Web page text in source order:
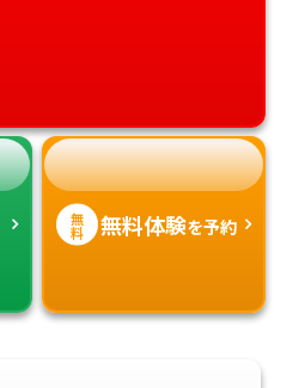
無
料 無料体験を予約